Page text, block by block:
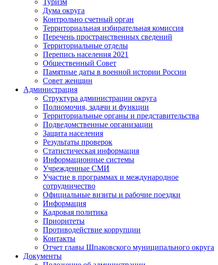
Туризм
Дума округа
Контрольно счетный орган
Территориальная избирательная комиссия
Перечень пространственных сведений
Территориальные отделы
Перепись населения 2021
Общественный Совет
Памятные даты в военной истории России
Совет женщин
Администрация
Структура администрации округа
Полномочия, задачи и функции
Территориальные органы и представительства
Подведомственные организации
Защита населения
Результаты проверок
Статистическая информация
Информационные системы
Учрежденные СМИ
Участие в программах и международное
сотрудничество
Официальные визиты и рабочие поездки
Информация
Кадровая политика
Приоритеты
Противодействие коррупции
Контакты
Отчет главы Шпаковского муниципального округа
Документы